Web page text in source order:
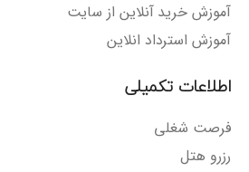
آموزش خرید آنلاین از سایت
آموزش استرداد انلاین
اطلاعات تکمیلی
فرصت شغلی
رزرو هتل